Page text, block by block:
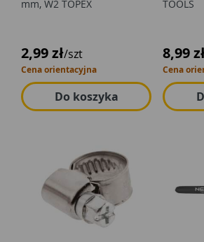
mm, W2 TOPEX
2,99 zł/szt
Cena orientacyjna
Do koszyka
TOOLS
8,99
Cena